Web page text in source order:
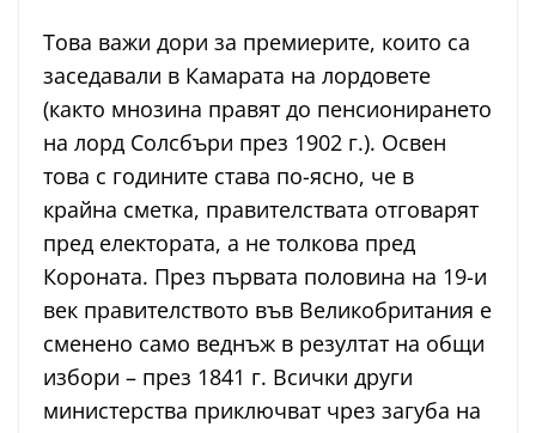
Това важи дори за премиерите, които са
заседавали в Камарата на лордовете
(както мнозина правят до пенсионирането
на лорд Солсбъри през 1902 г.). Освен
това с годините става по-ясно, че в
крайна сметка, правителствата отговарят
пред електората, а не толкова пред
Короната. През първата половина на 19-и
век правителството във Великобритания е
сменено само веднъж в резултат на общи
избори – през 1841 г. Всички други
министерства приключват чрез загуба на